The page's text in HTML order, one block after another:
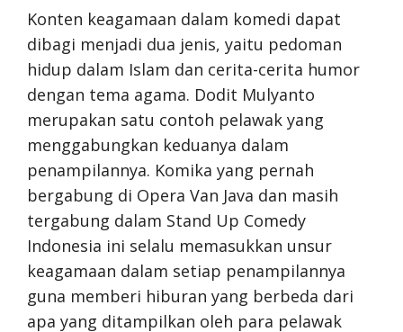
Konten keagamaan dalam komedi dapat
dibagi menjadi dua jenis, yaitu pedoman
hidup dalam Islam dan cerita-cerita humor
dengan tema agama. Dodit Mulyanto
merupakan satu contoh pelawak yang
menggabungkan keduanya dalam
penampilannya. Komika yang pernah
bergabung di Opera Van Java dan masih
tergabung dalam Stand Up Comedy
Indonesia ini selalu memasukkan unsur
keagamaan dalam setiap penampilannya
guna memberi hiburan yang berbeda dari
apa yang ditampilkan oleh para pelawak